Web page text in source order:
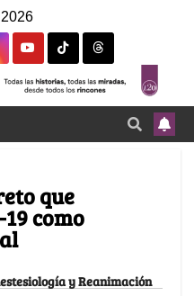
que
como
y Reanimación